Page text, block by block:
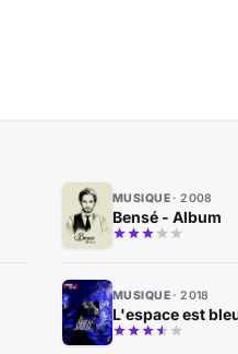
MUSIQUE 2008
Bensé - Album
MUSIQUE 2018
L'espace est